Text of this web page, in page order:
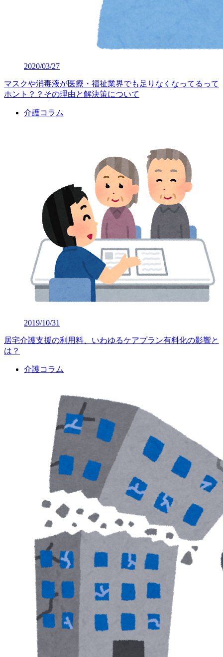
2020/03/27
マスクや消毒液が医療・福祉業界でも足りなくなってるって
ホント？？その理由と解決策について
介護コラム
2019/10/31
居宅介護支援の利用料、いわゆるケアプラン有料化の影響と
は？
介護コラム